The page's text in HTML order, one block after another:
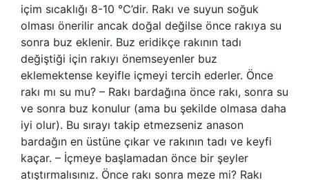
içim sıcaklığı 8-10 °C’dir. Rakı ve suyun soğuk
olması önerilir ancak doğal değilse önce rakıya su
sonra buz eklenir. Buz eridikçe rakının tadı
değiştiği için rakıyı önemseyenler buz
eklemektense keyifle içmeyi tercih ederler. Önce
rakı mı su mu? – Rakı bardağına önce rakı, sonra su
ve sonra buz konulur (ama bu şekilde olmasa daha
iyi olur). Bu sırayı takip etmezseniz anason
bardağın en üstüne çıkar ve rakının tadı ve keyfi
kaçar. – İçmeye başlamadan önce bir şeyler
atıştırmalısınız. Önce rakı sonra meze mi? Rakı